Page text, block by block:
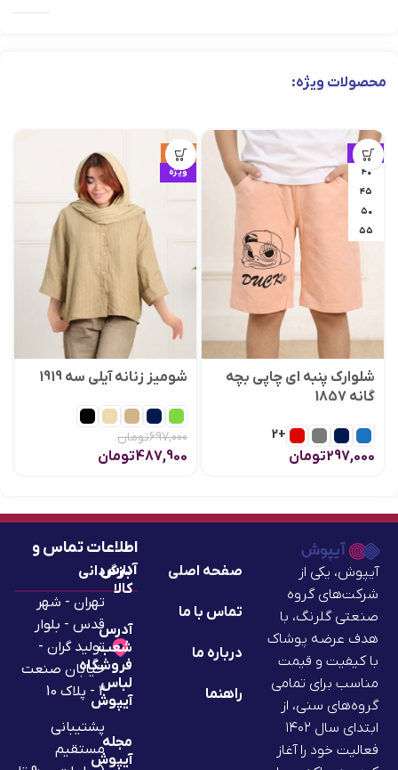
محصولات ویژه:
ویژه
۴۰
۴۵
۵۰
۵۵
شلوارک پنبه ای چاپی بچه
گانه 1857
+2
297,000تومان
حراج
ویژه
شومیز زنانه آیلی سه 1919
697,000تومان
487,900تومان
آیپوش، یکی از
شرکت‌های گروه
صنعتی گلرنگ، با
هدف عرضه پوشاک
با کیفیت و قیمت
مناسب برای تمامی
گروه‌های سنی، از
ابتدای سال ۱۴۰۲
فعالیت خود را آغاز
صفحه اصلی
تماس با ما
درباره ما
راهنما
بازگردانی
کالا
آدرس
شعب
فروشگاه
لباس
آیپوش
مجله
آیپوش
تهران - شهر
قدس - بلوار
تولید گران -
خیابان صنعت
2 - پلاک 10
پشتیبانی
مستقیم
اطلاعات تماس و
آدرس